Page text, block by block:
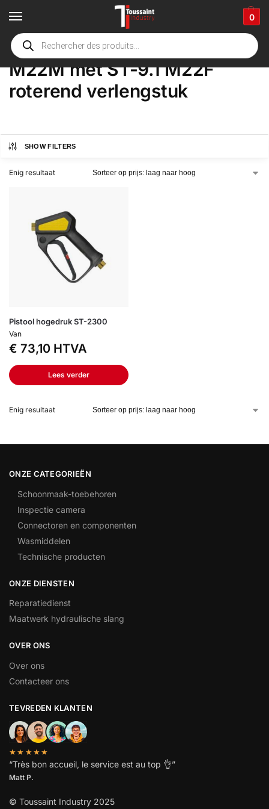
0
Home Winkel / Product Opties /
M22M met ST-9.1 M22F
roterend verlengstuk
SHOW FILTERS
Enig resultaat
Pistool hogedruk ST-2300
Van
€ 73,10 HTVA
Lees verder
Enig resultaat
ONZE CATEGORIEËN
Schoonmaak-toebehoren
Inspectie camera
Connectoren en componenten
Wasmiddelen
Technische producten
ONZE DIENSTEN
Reparatiedienst
Maatwerk hydraulische slang
OVER ONS
Over ons
Contacteer ons
TEVREDEN KLANTEN
★★★★★
“Très bon accueil, le service est au top 👌”
Matt P.
© Toussaint Industry 2025